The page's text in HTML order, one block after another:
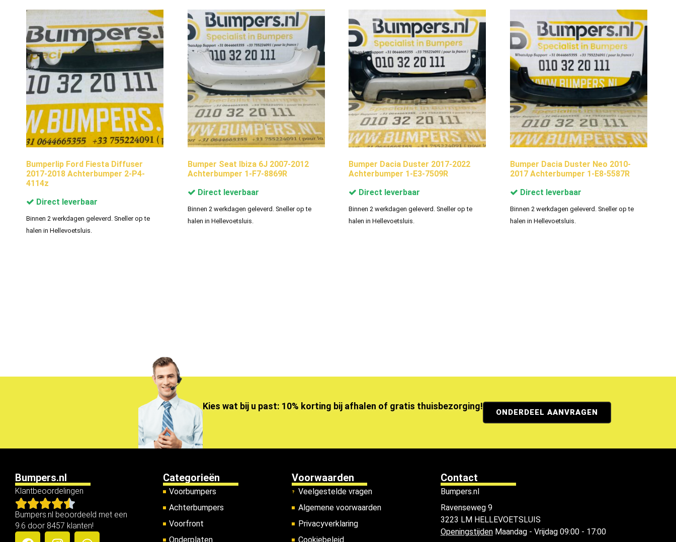
Bumperlip Ford Fiesta Diffuser
2017-2018 Achterbumper 2-P4-
4114z
Direct leverbaar
Binnen 2 werkdagen geleverd. Sneller op te
halen in Hellevoetsluis.
Bumper Seat Ibiza 6J 2007-2012
Achterbumper 1-F7-8869R
Direct leverbaar
Binnen 2 werkdagen geleverd. Sneller op te
halen in Hellevoetsluis.
Bumper Dacia Duster 2017-2022
Achterbumper 1-E3-7509R
Direct leverbaar
Binnen 2 werkdagen geleverd. Sneller op te
halen in Hellevoetsluis.
Bumper Dacia Duster Neo 2010-
2017 Achterbumper 1-E8-5587R
Direct leverbaar
Binnen 2 werkdagen geleverd. Sneller op te
halen in Hellevoetsluis.
Kies wat bij u past: 10% korting bij afhalen of gratis thuisbezorging!
ONDERDEEL AANVRAGEN
Bumpers.nl
Klantbeoordelingen
Bumpers.nl beoordeeld met een
9.6 door 8457 klanten!
Categorieën
Voorbumpers
Achterbumpers
Voorfront
Onderplaten
Voorwaarden
Veelgestelde vragen
Algemene voorwaarden
Privacyverklaring
Cookiebeleid
Contact
Bumpers.nl
Ravenseweg 9
3223 LM HELLEVOETSLUIS
OpeningstijdenMaandag - Vrijdag 09:00 - 17:00